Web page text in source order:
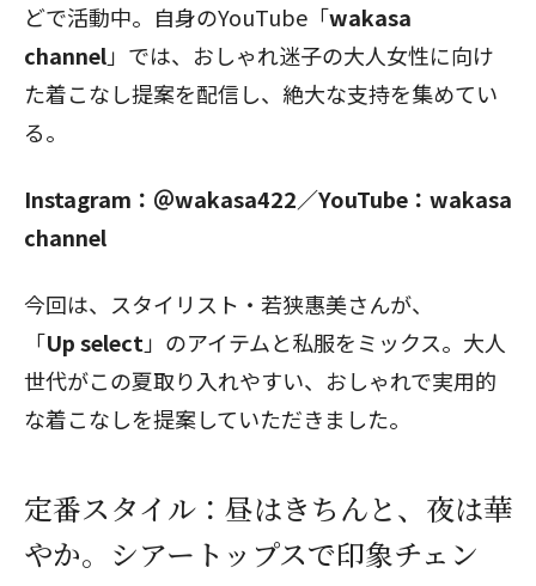
どで活動中。自身のYouTube「wakasa
channel」では、おしゃれ迷子の大人女性に向け
た着こなし提案を配信し、絶大な支持を集めてい
る。
Instagram： ＠wakasa422／YouTube： wakasa
channel
今回は、スタイリスト・若狭惠美さんが、
「Up select 」のアイテムと私服をミックス。大人
世代がこの夏取り入れやすい、おしゃれで実用的
な着こなしを提案していただきました。
定番スタイル：昼はきちんと、夜は華
やか。シアートップスで印象チェン